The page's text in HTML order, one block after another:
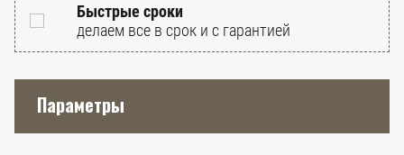
Быстрые сроки
делаем все в срок и с гарантией
Параметры